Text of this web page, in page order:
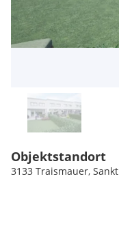
Objektstandort
3133 Traismauer,